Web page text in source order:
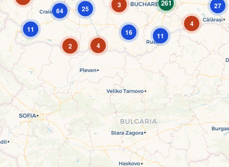
11
4
2
27
4
3
16
11
25
261
64